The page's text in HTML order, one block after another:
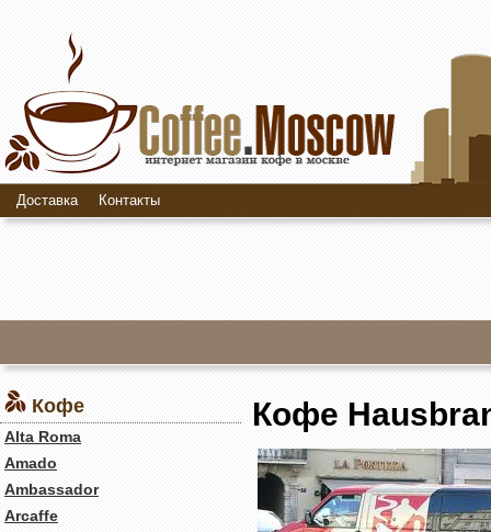
Доставка Контакты
Кофе
Alta Roma
Amado
Ambassador
Arcaffe
Кофе